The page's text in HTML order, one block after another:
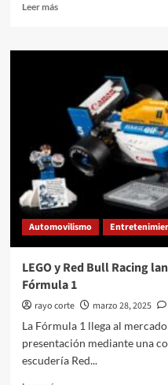
Leer másLeer
LEGO
del
Bugatti
Centodieci
Automovilismo
LEGO y Red Bull Racing
Fórmula 1
rayo corte marzo 28, 2025
La Fórmula 1 llega al
presentación mediante una
escudería Red...